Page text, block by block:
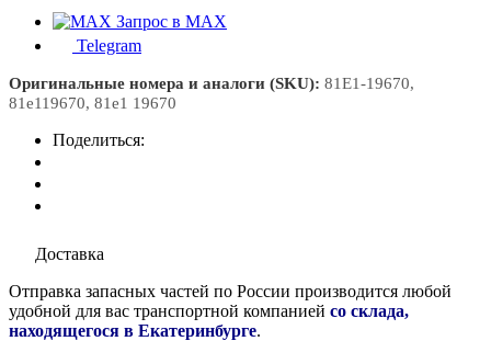
Запрос в MAX
Telegram
Оригинальные номера и аналоги (SKU): 81E1-19670,
81e119670, 81e1 19670
Поделиться:
Доставка
Отправка запасных частей по России производится любой
удобной для вас транспортной компанией со склада,
находящегося в Екатеринбурге.